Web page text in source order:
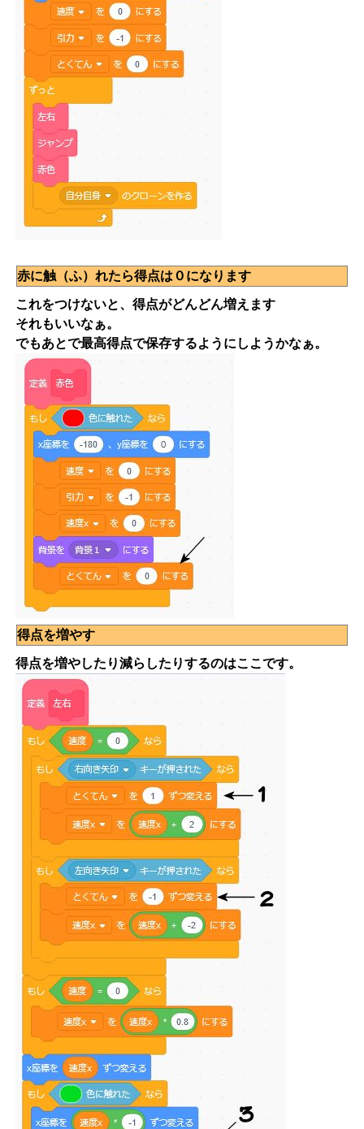
赤に触（ふ）れたら得点は０になります
これをつけないと、得点がどんどん増えます
それもいいなぁ。
でもあとで最高得点で保存するようにしようかなぁ。
得点を増やす
得点を増やしたり減らしたりするのはここです。